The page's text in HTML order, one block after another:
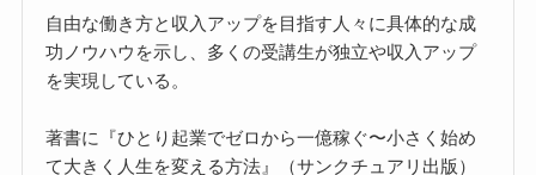
自由な働き方と収入アップを目指す人々に具体的な成
功ノウハウを示し、多くの受講生が独立や収入アップ
を実現している。
著書に『ひとり起業でゼロから一億稼ぐ〜小さく始め
て大きく人生を変える方法』（サンクチュアリ出版）